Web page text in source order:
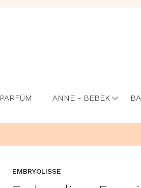
PARFÜM ANNE - BEBEK
EMBRYOLISSE